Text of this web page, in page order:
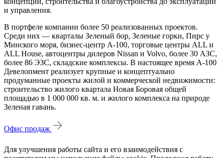
и управления.
В портфеле компании более 50 реализованных проектов.
Среди них — кварталы Зеленый бор, Зеленые горки, Пирс у
Минского моря, бизнес-центр А-100, торговые центры ALL и
ALL House, автоцентры дилеров Nissan и Volvo, более 30 АЗС,
более 86 ЭЗС, складские комплексы. В настоящее время А-100
Девелопмент реализует крупные и концептуально
продуманные проекты жилой и коммерческой недвижимости:
строительство жилого квартала Новая Боровая общей
площадью в 1 000 000 кв. м. и жилого комплекса на природе
Зеленая гавань.
Офис продаж
Для улучшения работы сайта и его взаимодействия с